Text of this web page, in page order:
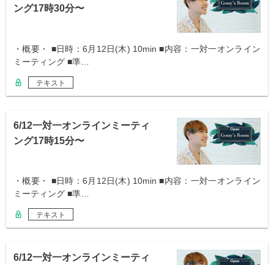
ング17時30分〜
・概要・ ■日時：6月12日(木) 10min ■内容：一対一オンライン
ミーティング ■準…
テキスト
6/12一対一オンラインミーティ
ング17時15分〜
・概要・ ■日時：6月12日(木) 10min ■内容：一対一オンライン
ミーティング ■準…
テキスト
6/12一対一オンラインミーティ